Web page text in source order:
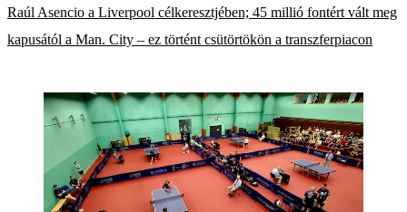
Raúl Asencio a Liverpool célkeresztjében; 45 millió fontért vált meg
kapusától a Man. City – ez történt csütörtökön a transzferpiacon